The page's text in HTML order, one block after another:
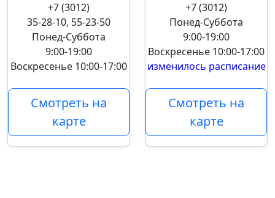
+7 (3012)
35-28-10, 55-23-50
Понед-Суббота
9:00-19:00
Воскресенье 10:00-17:00
Смотреть на
карте
+7 (3012)
Понед-Суббота
9:00-19:00
Воскресенье 10:00-17:00
изменилось расписание
Смотреть на
карте